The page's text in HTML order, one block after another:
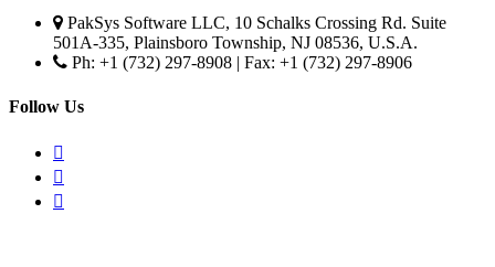
PakSys Software LLC, 10 Schalks Crossing Rd. Suite
501A-335, Plainsboro Township, NJ 08536, U.S.A.
Ph: +1 (732) 297-8908 | Fax: +1 (732) 297-8906
Follow Us